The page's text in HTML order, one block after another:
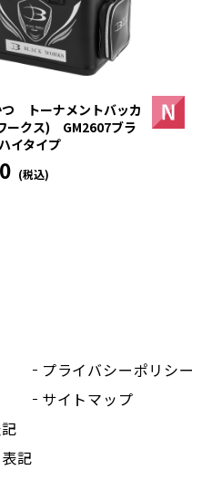
トーナメントバッカ
ークス) GM2607ブラ
イタイプ
(税込)
記
プライバシーポリシー
サイトマップ